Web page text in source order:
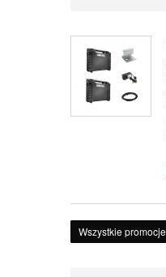
Wszystkie promocje